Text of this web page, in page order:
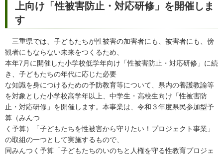
上向け「性被害防止・対応研修」を開催しま
す
三重県では、子どもたちが性被害の加害者にも、被害者にも、傍
観者にもならない未来をつくるため、
本年7月に開催した小学校低学年向け「性被害防止・対応研修」に続
き、子どもたちの年代に応じた必要
な知識を身につけるための予防教育等について、県内の養護教諭等
を対象とした小学校高学年以上、中学生・高校生向け「性被害防
止・対応研修」を開催します。本事業は、令和３年度県民参加型予
算（みんつ
く予算）「子どもたちを性被害から守りたい！プロジェクト事業」
の取組の一つとして実施するもので、
同みんつく予算「子どもたちのいのちと人権を守る性教育プロジェ